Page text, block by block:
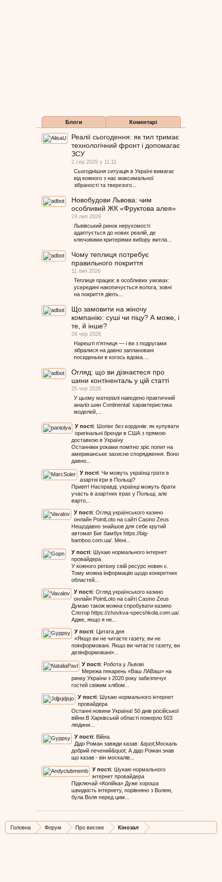
Блоги Коментарі
Реалії сьогодення: як тил тримає
технологічний фронт і допомагає
ЗСУ
2 сер 2026 у 11:11
Сьогоднішня ситуація в Україні вимагає
від кожного з нас максимальної
зібраності та тверезого...
Новобудови Львова: чим
особливий ЖК «Фруктова алея»
24 лип 2026
Львівський ринок нерухомості
адаптується до нових реалій, де
ключовими критеріями вибору житла...
Чому теплиця потребує
правильного покриття
11 лип 2026
Теплиця працює в особливих умовах:
усередині накопичується волога, зовні
на покриття діють...
Що замовити на жіночу
компанію: суші чи піцу? А може, і
те, й інше?
26 чер 2026
Нарешті п’ятниця — і ви з подругами
зібралися на давно заплановані
посиденьки в когось вдома....
Огляд: що ви дізнаєтеся про
шини контіненталь у цій статті
25 чер 2026
У цьому матеріалі наведено практичний
аналіз шин Continental: характеристика
моделей,...
У пості: Шопінг без кордонів: як купувати
оригінальні бренди в США з прямою
доставкою в Україну
Останніми роками помітно зріс попит на
американське захисне спорядження. Воно
давно...
У пості: Чи можуть українці грати в
азартні ігри в Польщі?
Привіт! Насправді, українці можуть брати
участь в азартних іграх у Польщі, але
варто...
У пості: Огляд українського казино
онлайн PointLoto на сайті Casino Zeus
Нещодавно знайшов для себе крутий
автомат Биг бамбук https://big-
bamboo.com.ua/. Мені...
У пості: Шукаю нормального інтернет
провайдера
У кожного регіону свій ресурс новин є.
Тому можна інформацію щодо конкретних
областей...
У пості: Огляд українського казино
онлайн PointLoto на сайті Casino Zeus
Думаю також можна спробувати казино
Слотор https://zhovkva-specshkola.com.ua/.
Адже, якщо я не...
У пості: Цитата дня
«Якщо ви не читаєте газету, ви не
поінформовані. Якщо ви читаєте газету, ви
дезінформовані»...
У пості: Робота у Львові
Мережа пекарень «Ваш ЛАВаш» на
ринку України з 2020 року забезпечує
гостей свіжим хлібом...
У пості: Шукаю нормального інтернет
провайдера
Останні новини Україна! 50 днів російської
війни.В Харківській області померло 503
людини...
У пості: Війна.
Дідо Роман завжди казав: &quot;Москаль
добрий печений&quot; А дідо Роман знав
що казав - він москалів...
У пості: Шукаю нормального
інтернет провайдера
Підключай «Копійка» Дуже хороша
швидкість інтернету, порівняно з Волею,
була Воля перед цим...
Головна Форум Про високе Кінозал